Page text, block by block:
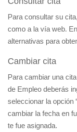
Para consultar su
como a la vía web.
alternativas para
Cambiar cita
Para cambiar una
de Empleo deberás
seleccionar la opción
cambiar la fecha en
te fue asignada.